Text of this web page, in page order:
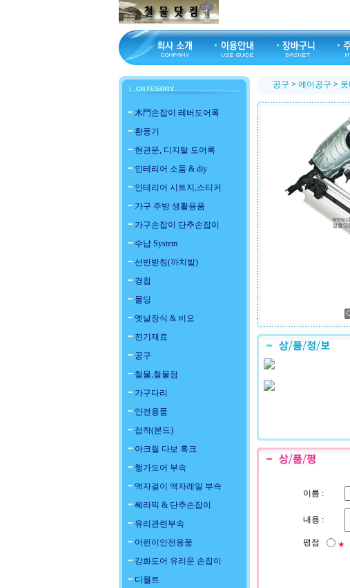
木門손잡이 레버도어록
환풍기
현관문, 디지탈 도어록
인테리어 소품 & diy
인테리어 시트지,스티커
가구 주방 생활용품
가구손잡이 단추손잡이
수납 System
선반받침(까치발)
경첩
몰딩
옛날장식 & 비오
전기재료
공구
철물,철물점
가구다리
안전용품
접착(본드)
아크릴 다보 훅크
행가도어 부속
액자걸이 액자레일 부속
쎄라믹 & 단추손잡이
유리관련부속
어린이안전용품
강화도어 유리문 손잡이
디월트
공구 > 에어공구 >
이름 :
내용 :
평점 ★